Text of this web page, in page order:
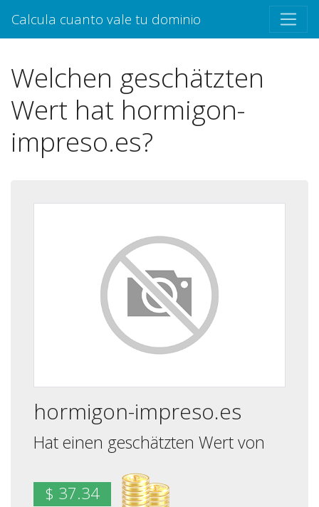
Calcula cuanto vale tu dominio
Welchen geschätzten
Wert hat hormigon-
impreso.es?
hormigon-impreso.es
Hat einen geschätzten Wert von
$ 37.34